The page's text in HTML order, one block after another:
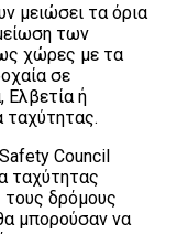
μειώσει τα όρια
των
χώρες με τα
σε
Ελβετία ή
ταχύτητας.
Council
ταχύτητας
δρόμους
μπορούσαν να